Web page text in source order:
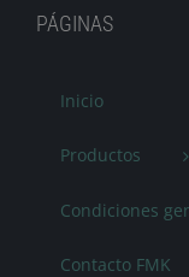
PÁGINAS
Inicio
Productos
Condiciones
Contacto FMK